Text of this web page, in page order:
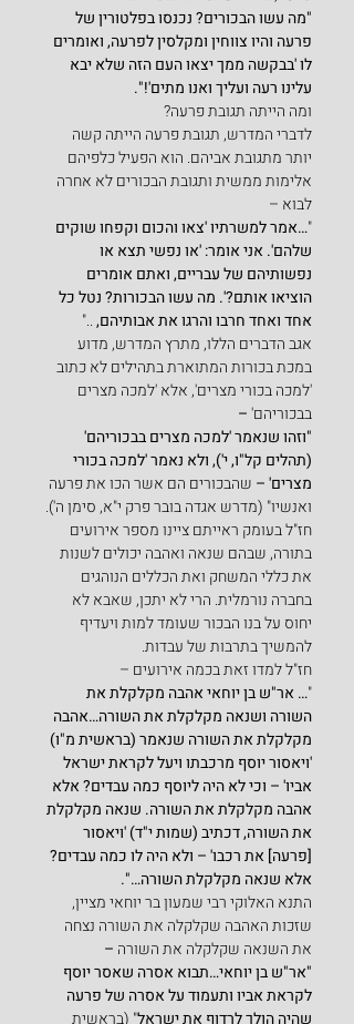
"מה עשו הבכורים? נכנסו בפלטורין של
פרעה והיו צווחין ומקלסין לפרעה, ואומרים
לו 'בבקשה ממך יצאו העם הזה שלא יבא
עלינו רעה ועליך ואנו מתים'!".
ומה הייתה תגובת פרעה?
לדברי המדרש, תגובת פרעה הייתה קשה
יותר מתגובת אביהם. הוא הפעיל כלפיהם
אלימות ממשית ותגובת הבכורים לא אחרה
לבוא –
"…אמר למשרתיו 'צאו והכום וקפחו שוקים
שלהם'. אני אומר: 'או נפשי תצא או
נפשותיהם של עבריים, ואתם אומרים
הוציאו אותם?'. מה עשו הבכורות? נטל כל
אחד ואחד חרבו והרגו את אבותיהם, .."
אגב הדברים הללו, מתרץ המדרש, מדוע
במכת בכורות המתוארת בתהילים לא כתוב
'למכה בכורי מצרים', אלא 'למכה מצרים
בבכוריהם' –
"וזהו שנאמר 'למכה מצרים בבכוריהם'
(תהלים קל"ו, י'), ולא נאמר 'למכה בכורי
מצרים' – שהבכורים הם אשר הכו את פרעה
ואנשיו" (מדרש אגדה בובר פרק י"א, סימן ה').
חז"ל בעומק ראייתם ציינו מספר אירועים
בתורה, שבהם שנאה ואהבה יכולים לשנות
את כללי המשחק ואת הכללים הנוהגים
בחברה נורמלית. הרי לא יתכן, שאבא לא
יחוס על בנו הבכור שעומד למות ויעדיף
להמשיך בתרבות של עבדות.
חז"ל למדו זאת בכמה אירועים –
"… אר"ש בן יוחאי אהבה מקלקלת את
השורה ושנאה מקלקלת את השורה…אהבה
מקלקלת את השורה שנאמר (בראשית מ"ו)
'ויאסור יוסף מרכבתו ויעל לקראת ישראל
אביו' – וכי לא היה ליוסף כמה עבדים? אלא
אהבה מקלקלת את השורה. שנאה מקלקלת
את השורה, דכתיב (שמות י"ד) 'ויאסור
[פרעה] את רכבו' – ולא היה לו כמה עבדים?
אלא שנאה מקלקלת השורה…".
התנא האלוקי רבי שמעון בר יוחאי מציין,
שזכות האהבה שקלקלה את השורה נצחה
את השנאה שקלקלה את השורה –
"אר"ש בן יוחאי…תבוא אסרה שאסר יוסף
לקראת אביו ותעמוד על אסרה של פרעה
שהיה הולך לרדוף את ישראל" (בראשית